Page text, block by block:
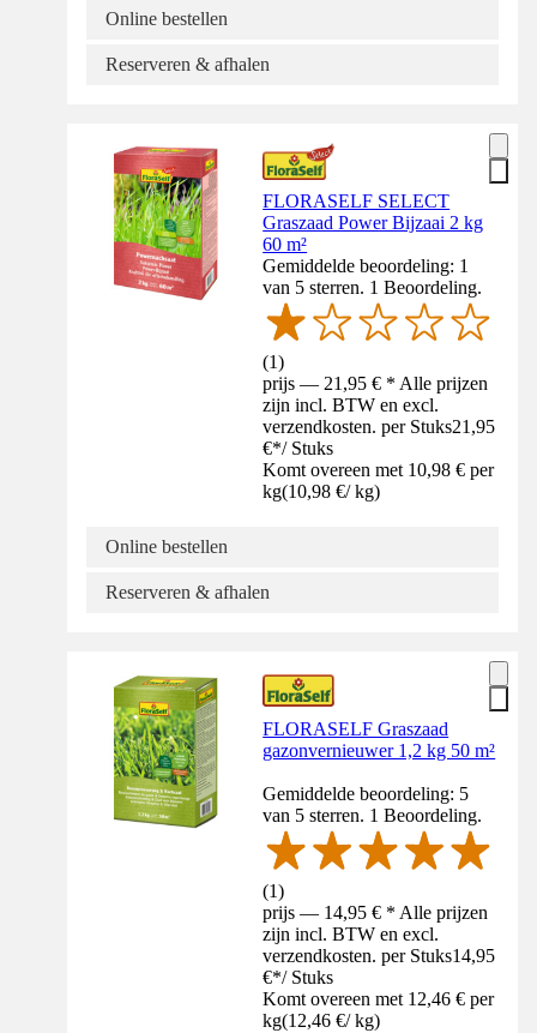
Online bestellen
Reserveren & afhalen
FLORASELF SELECT
Graszaad Power Bijzaai 2 kg
60 m²
Gemiddelde beoordeling: 1
van 5 sterren. 1 Beoordeling.
(1)
prijs — 21,95 € * Alle prijzen
zijn incl. BTW en excl.
verzendkosten. per Stuks21,95
€*/ Stuks
Komt overeen met 10,98 € per
kg(10,98 €/ kg)
Online bestellen
Reserveren & afhalen
FLORASELF Graszaad
gazonvernieuwer 1,2 kg 50 m²
Gemiddelde beoordeling: 5
van 5 sterren. 1 Beoordeling.
(1)
prijs — 14,95 € * Alle prijzen
zijn incl. BTW en excl.
verzendkosten. per Stuks14,95
€*/ Stuks
Komt overeen met 12,46 € per
kg(12,46 €/ kg)